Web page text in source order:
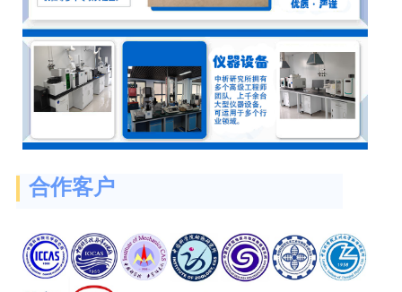
合作客户